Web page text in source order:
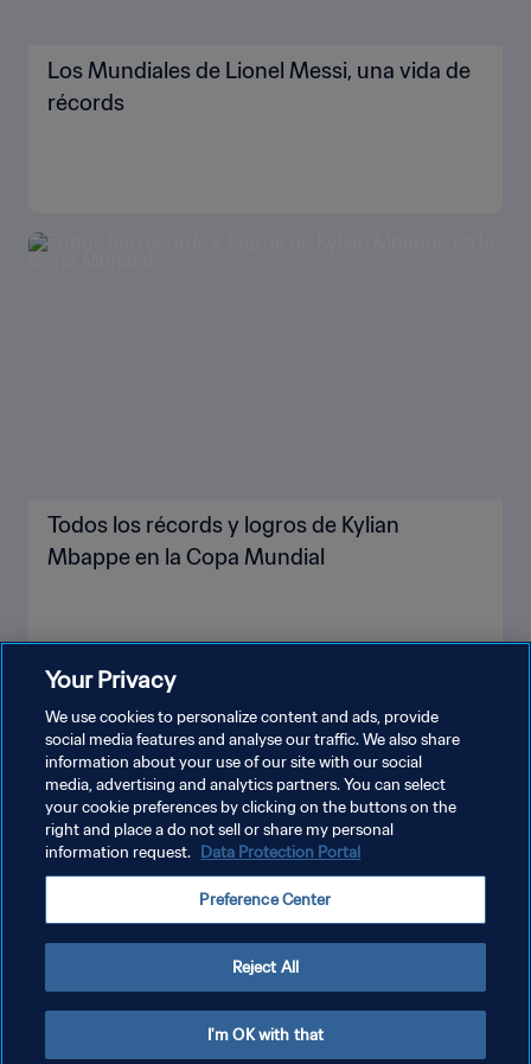
Los Mundiales de Lionel Messi, una vida de
récords
Todos los récords y logros de Kylian
Mbappe en la Copa Mundial
VER MÁS
POLÍTICA DE PRIVACIDAD
TÉRMINOS DE SERVICIO
AJUSTAR LA CONFIGURACIÓN DE LAS COOKIES
Your Privacy
We use cookies to personalize content and ads, provide
social media features and analyse our traffic. We also share
information about your use of our site with our social
media, advertising and analytics partners. You can select
your cookie preferences by clicking on the buttons on the
right and place a do not sell or share my personal
information request. Data Protection Portal
Preference Center
Reject All
I'm OK with that